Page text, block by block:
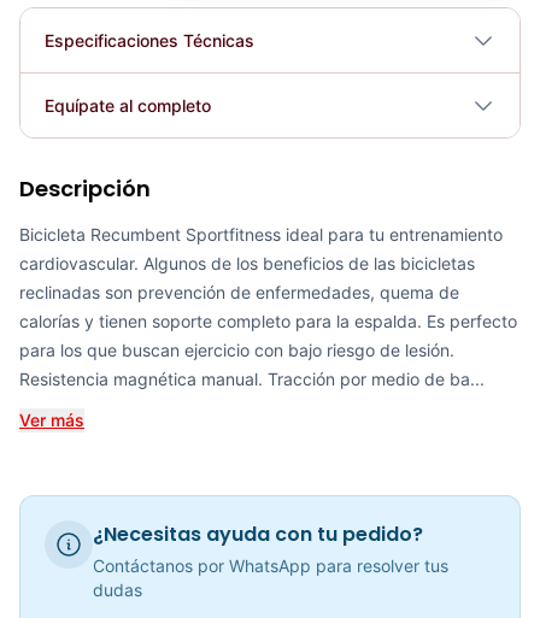
Especificaciones Técnicas
Plegable No
Equípate al completo
COP 1,971,568.00
Recumbent Magnética Programable K8718R - Sport Fitness 70331
COP 2,383,025.00
COP 1,585,826.00
Descripción
Bicicleta Recumbent Sportfitness ideal para tu entrenamiento
cardiovascular. Algunos de los beneficios de las bicicletas
reclinadas son prevención de enfermedades, quema de
calorías y tienen soporte completo para la espalda. Es perfecto
para los que buscan ejercicio con bajo riesgo de lesión.
Resistencia magnética manual. Tracción por medio de ba...
Ver más
¿Necesitas ayuda con tu pedido?
Contáctanos por WhatsApp para resolver tus
dudas